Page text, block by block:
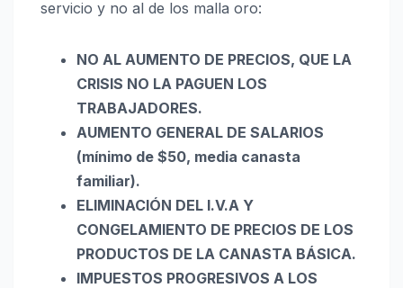
servicio y no al de los malla oro:
NO AL AUMENTO DE PRECIOS, QUE LA
CRISIS NO LA PAGUEN LOS
TRABAJADORES.
AUMENTO GENERAL DE SALARIOS
(mínimo de $50, media canasta
familiar).
ELIMINACIÓN DEL I.V.A Y
CONGELAMIENTO DE PRECIOS DE LOS
PRODUCTOS DE LA CANASTA BÁSICA.
IMPUESTOS PROGRESIVOS A LOS